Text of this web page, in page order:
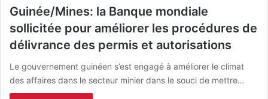
Guinée/Mines: la Banque mondiale
sollicitée pour améliorer les procédures de
délivrance des permis et autorisations
Le gouvernement guinéen s’est engagé à améliorer le climat
des affaires dans le secteur minier dans le souci de mettre…